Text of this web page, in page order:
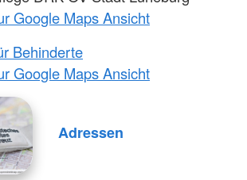
Google Maps Ansicht
Behinderte
Google Maps Ansicht
Adressen